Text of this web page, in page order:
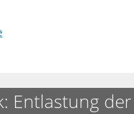
Entlastung